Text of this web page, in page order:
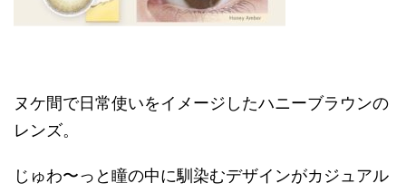
ヌケ間で日常使いをイメージしたハニーブラウンの
レンズ。
じゅわ〜っと瞳の中に馴染むデザインがカジュアル